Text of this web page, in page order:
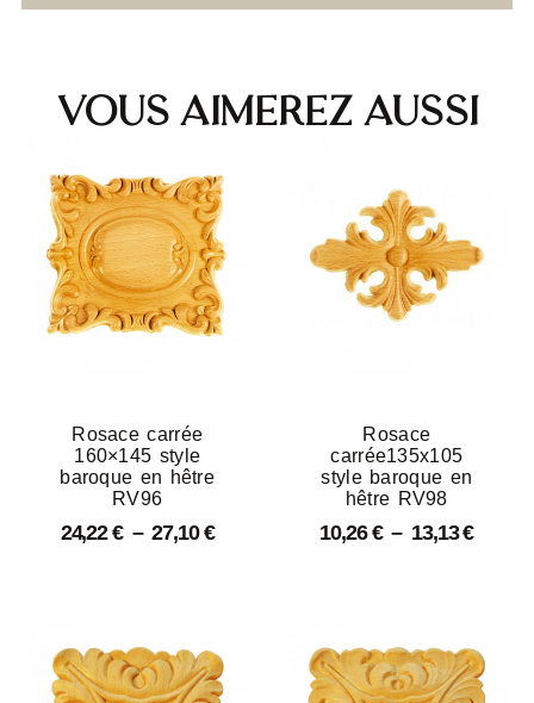
Vous aimerez aussi
Rosace carrée
160×145 style
baroque en hêtre
RV96
24,22€ – 27,10€
Rosace
carrée135x105
style baroque en
hêtre RV98
10,26€ – 13,13€